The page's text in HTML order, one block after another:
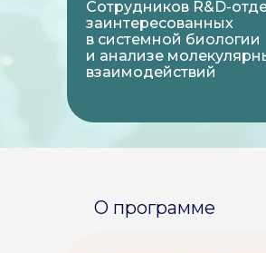
Сотрудников R&D-
заинтересованных
в системной биологии
и анализе
взаимодействий
О программе